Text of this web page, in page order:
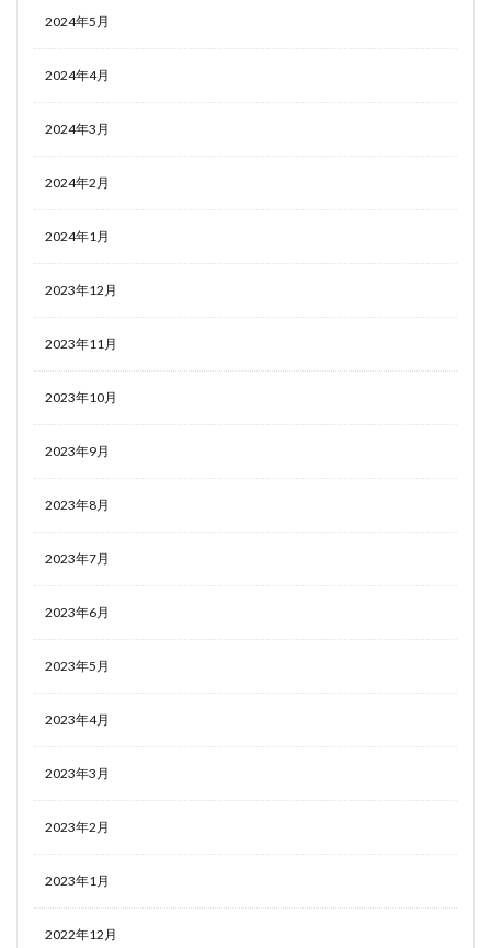
2024年5月
2024年4月
2024年3月
2024年2月
2024年1月
2023年12月
2023年11月
2023年10月
2023年9月
2023年8月
2023年7月
2023年6月
2023年5月
2023年4月
2023年3月
2023年2月
2023年1月
2022年12月